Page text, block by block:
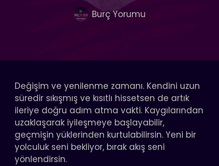
Burç Yorumu
Değişim ve yenilenme zamanı. Kendini uzun
süredir sıkışmış ve kısıtlı hissetsen de artık
ileriye doğru adım atma vakti. Kaygılarından
uzaklaşarak iyileşmeye başlayabilir,
geçmişin yüklerinden kurtulabilirsin. Yeni bir
yolculuk seni bekliyor, bırak akış seni
yönlendirsin.